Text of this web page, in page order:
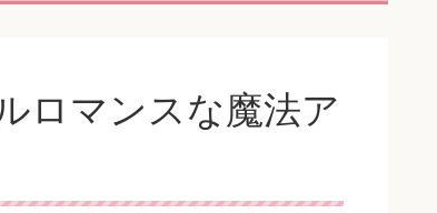
ロマンスな魔法ア